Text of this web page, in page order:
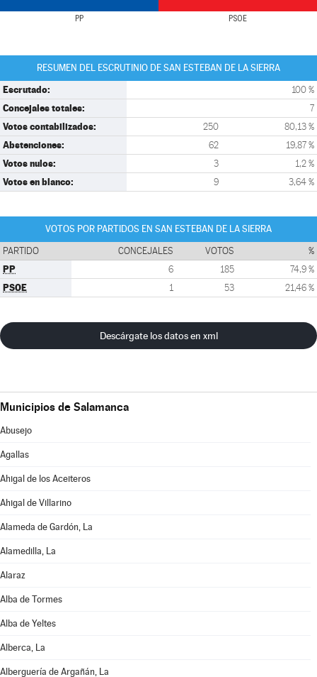
PP PSOE
RESUMEN DEL ESCRUTINIO DE SAN ESTEBAN DE LA SIERRA
Escrutado: 100 %
Concejales totales: 7
Votos contabilizados: 250 80,13 %
Abstenciones: 62 19,87 %
Votos nulos: 3 1,2 %
Votos en blanco: 9 3,64 %
VOTOS POR PARTIDOS EN SAN ESTEBAN DE LA SIERRA
PARTIDO CONCEJALES VOTOS %
PP 6 185 74,9 %
PSOE 1 53 21,46 %
Descárgate los datos en xml
Municipios de Salamanca
Abusejo
Agallas
Ahigal de los Aceiteros
Ahigal de Villarino
Alameda de Gardón, La
Alamedilla, La
Alaraz
Alba de Tormes
Alba de Yeltes
Alberca, La
Alberguería de Argañán, La